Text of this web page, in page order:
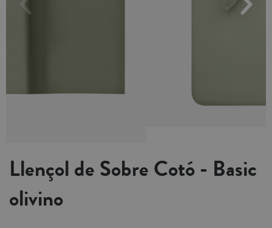
Llençol de Sobre Cotó - Basic
olivino